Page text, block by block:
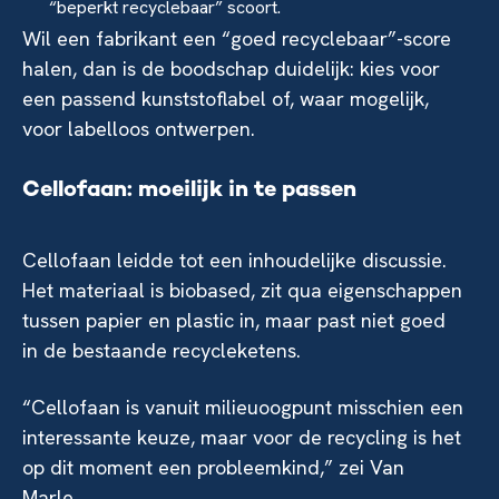
“beperkt recyclebaar” scoort.
Wil een fabrikant een “goed recyclebaar”-score
halen, dan is de boodschap duidelijk: kies voor
een passend kunststoflabel of, waar mogelijk,
voor labelloos ontwerpen.
Cellofaan: moeilijk in te passen
Cellofaan leidde tot een inhoudelijke discussie.
Het materiaal is biobased, zit qua eigenschappen
tussen papier en plastic in, maar past niet goed
in de bestaande recycleketens.
“Cellofaan is vanuit milieuoogpunt misschien een
interessante keuze, maar voor de recycling is het
op dit moment een probleemkind,” zei Van